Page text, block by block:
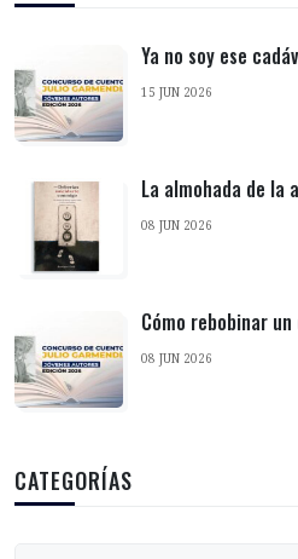
Ya no soy ese
15 JUN 2026
La almohada de la
08 JUN 2026
Cómo rebobinar un
08 JUN 2026
CATEGORÍAS